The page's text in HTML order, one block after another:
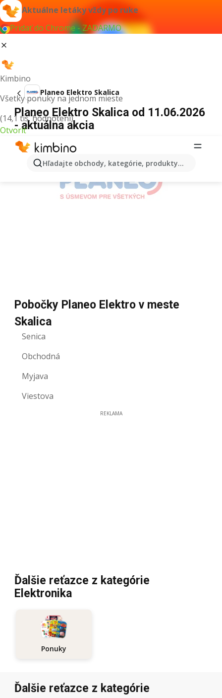
Aktuálne letáky vždy po ruke
Pridať do Chrome - ZADARMO
Kimbino
Všetky ponuky na jednom mieste
(14,1 tis. hodnotení)
Otvoriť
Hľadajte obchody, kategórie, produkty...
Planeo Elektro Skalica
Planeo Elektro Skalica od 11.06.2026
- aktuálna akcia
Pobočky Planeo Elektro v meste
Skalica
Senica
Obchodná
Myjava
Viestova
REKLAMA
Ďalšie reťazce z kategórie
Elektronika
Ponuky
Ďalšie reťazce z kategórie